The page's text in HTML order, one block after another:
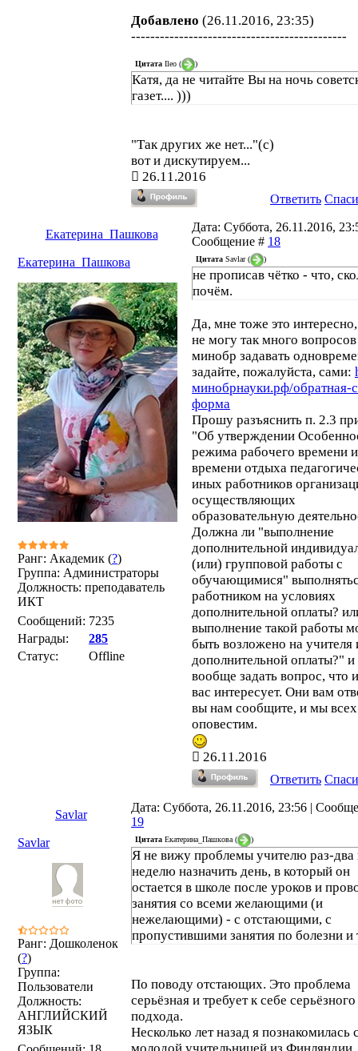
Добавлено (26.11.2016, 23:35)
---------------------------------------------
Цитата Ileo ( )
Катя, да не читайте Вы на ночь
газет.... )))
"Так других же нет..."(с)
вот и дискутируем...
26.11.2016
Ответить
Екатерина_Пашкова
Дата: Суббота, 26.11.2016,
Сообщение # 18
Екатерина_Пашкова
Ранг: Академик (?)
Группа: Администраторы
Должность: преподаватель
ИКТ
Сообщений: 7235
Награды:
285
Статус:
Offline
Цитата Savlar( )
не прописав чётко - что,
почём.
Да, мне тоже это
не могу так много
минобр задавать
задайте, пожалуйста, сами:
минобрнауки.рф/обратная-
форма
Прошу разъяснить п. 2.3
"Об утверждении
режима рабочего времени и
времени отдыха
иных работников
осуществляющих
образовательную
Должна ли "выполнение
дополнительной
(или) групповой работы с
обучающимися"
работником на условиях
дополнительной оплаты?
выполнение такой работы
быть возложено на учителя
дополнительной оплаты?" и
вообще задать вопрос, что
вас интересует. Они вам
вы нам сообщите, и мы всех
оповестим.
26.11.2016
Ответить
Savlar
Дата: Суббота, 26.11.2016, 23:56 |
19
Savlar
Ранг: Дошколенок
(?)
Группа:
Пользователи
Должность:
АНГЛИЙСКИЙ
ЯЗЫК
Цитата Екатерина_Пашкова ( )
Я не вижу проблемы учителю раз-два
неделю назначить день, в который он
остается в школе после уроков и
занятия со всеми желающими (и
нежелающими) - с отстающими, с
пропустившими занятия по болезни и
По поводу отстающих. Это проблема
серьёзная и требует к себе серьёзного
подхода.
Несколько лет назад я познакомилась